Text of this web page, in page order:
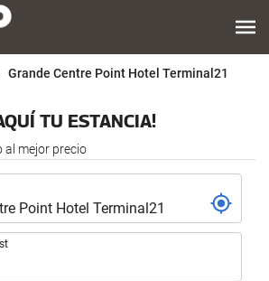
Grande Centre Point Hotel Terminal21
TU ESTANCIA!
al mejor precio